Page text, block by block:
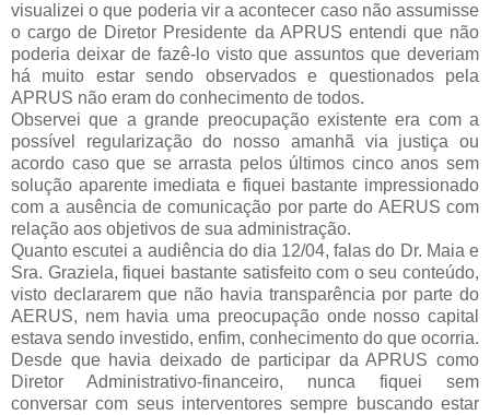
visualizei o que poderia vir a acontecer caso não assumisse
o cargo de Diretor Presidente da APRUS entendi que não
poderia deixar de fazê-lo visto que assuntos que deveriam
há muito estar sendo observados e questionados pela
APRUS não eram do conhecimento de todos.
Observei que a grande preocupação existente era com a
possível regularização do nosso amanhã via justiça ou
acordo caso que se arrasta pelos últimos cinco anos sem
solução aparente imediata e fiquei bastante impressionado
com a ausência de comunicação por parte do AERUS com
relação aos objetivos de sua administração.
Quanto escutei a audiência do dia 12/04, falas do Dr. Maia e
Sra. Graziela, fiquei bastante satisfeito com o seu conteúdo,
visto declararem que não havia transparência por parte do
AERUS, nem havia uma preocupação onde nosso capital
estava sendo investido, enfim, conhecimento do que ocorria.
Desde que havia deixado de participar da APRUS como
Diretor Administrativo-financeiro, nunca fiquei sem
conversar com seus interventores sempre buscando estar